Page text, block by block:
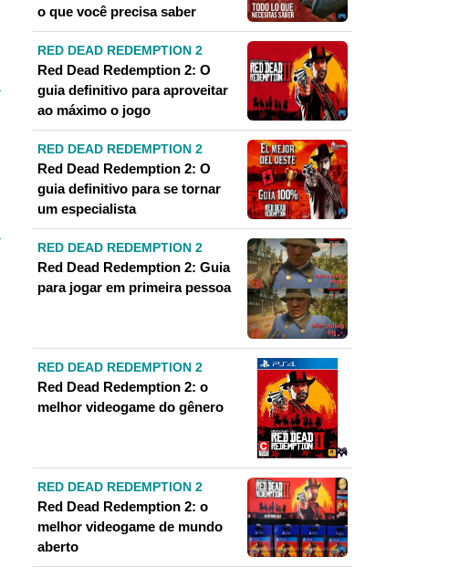
o que você precisa saber
RED DEAD REDEMPTION 2
Red Dead Redemption 2: O
guia definitivo para aproveitar
ao máximo o jogo
RED DEAD REDEMPTION 2
Red Dead Redemption 2: O
guia definitivo para se tornar
um especialista
RED DEAD REDEMPTION 2
Red Dead Redemption 2: Guia
para jogar em primeira pessoa
RED DEAD REDEMPTION 2
Red Dead Redemption 2: o
melhor videogame do gênero
RED DEAD REDEMPTION 2
Red Dead Redemption 2: o
melhor videogame de mundo
aberto